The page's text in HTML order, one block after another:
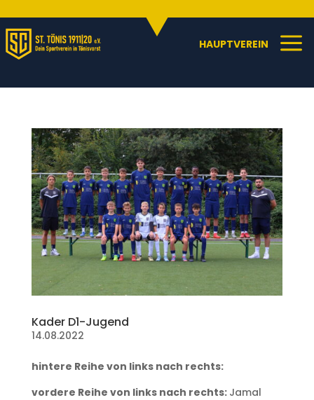
C
HAUPTVEREIN a
Kader D1-Jugend
14.08.2022
hintere Reihe von links nach rechts:
vordere Reihe von links nach rechts: Jamal